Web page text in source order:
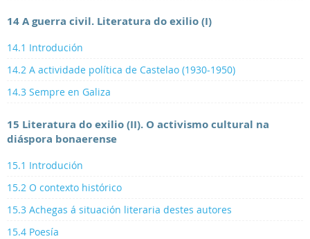
14 A guerra civil. Literatura do exilio (I)
14.1 Introdución
14.2 A actividade política de Castelao (1930-1950)
14.3 Sempre en Galiza
15 Literatura do exilio (II). O activismo cultural na
diáspora bonaerense
15.1 Introdución
15.2 O contexto histórico
15.3 Achegas á situación literaria destes autores
15.4 Poesía